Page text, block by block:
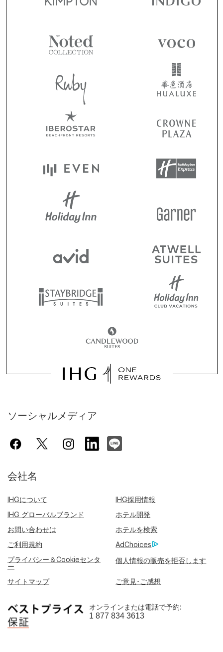
ソーシャルメディア
会社名
IHGについて
IHG採用情報
IHG グローバルブランド
ホテル開発
お問い合わせは
ホテルを検索
ご利用規約
AdChoices
プライバシー＆Cookieセンタ
ー
個人情報の販売を拒否します
サイトマップ ご意見･ご感想
オンラインまたは電話で予約:
1 877 834 3613